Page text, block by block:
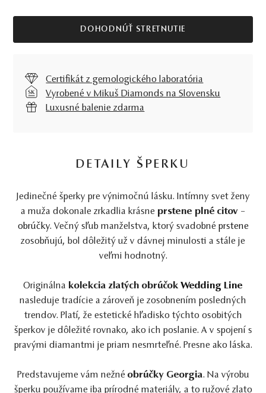
DOHODNÚŤ STRETNUTIE
Certifikát z gemologického laboratória
Vyrobené v Mikuš Diamonds na Slovensku
Luxusné balenie zdarma
DETAILY ŠPERKU
Jedinečné šperky pre výnimočnú lásku. Intímny svet ženy
a muža dokonale zrkadlia krásne prstene plné citov –
obrúčky. Večný sľub manželstva, ktorý svadobné prstene
zosobňujú, bol dôležitý už v dávnej minulosti a stále je
veľmi hodnotný.
Originálna kolekcia zlatých obrúčokWedding Line
nasleduje tradície a zároveň je zosobnením posledných
trendov. Platí, že estetické hľadisko týchto osobitých
šperkov je dôležité rovnako, ako ich poslanie. A v spojení s
pravými diamantmi je priam nesmrteľné. Presne ako láska.
Predstavujeme vám nežné obrúčky Georgia. Na výrobu
šperku používame iba prírodné materiály, a to ružové zlato